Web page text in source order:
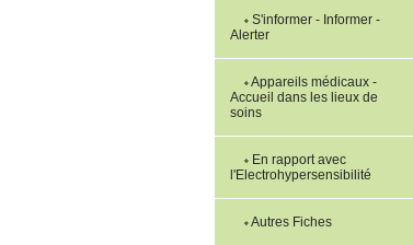
S'informer - Informer -
Alerter
Appareils médicaux -
Accueil dans les lieux de
soins
En rapport avec
l'Electrohypersensibilité
Autres Fiches